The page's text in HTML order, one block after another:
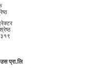
प्रा.लि